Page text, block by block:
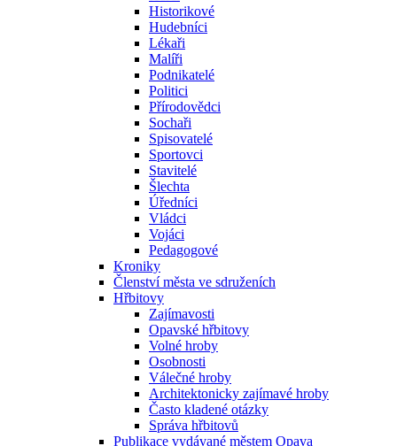
Historikové
Hudebníci
Lékaři
Malíři
Podnikatelé
Politici
Přírodovědci
Sochaři
Spisovatelé
Sportovci
Stavitelé
Šlechta
Úředníci
Vládci
Vojáci
Pedagogové
Kroniky
Členství města ve sdruženích
Hřbitovy
Zajímavosti
Opavské hřbitovy
Volné hroby
Osobnosti
Válečné hroby
Architektonicky zajímavé hroby
Často kladené otázky
Správa hřbitovů
Publikace vydávané městem Opava